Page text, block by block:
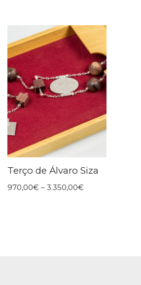
Terço de Álvaro Siza
970,00€ – 3.350,00€